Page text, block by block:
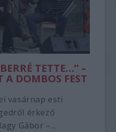
TETTE…” –
A DOMBOS FEST
vasárnap esti
érkező
Gábor –...